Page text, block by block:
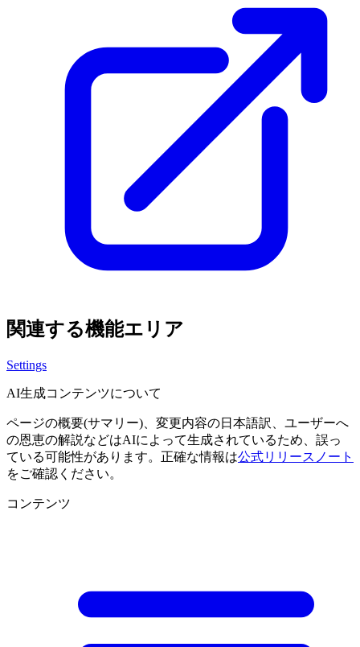
関連する機能エリア
Settings
AI生成コンテンツについて
ページの概要(サマリー)、変更内容の日本語訳、ユーザーへ
の恩恵の解説などはAIによって生成されているため、誤っ
ている可能性があります。正確な情報は公式リリースノート
をご確認ください。
コンテンツ